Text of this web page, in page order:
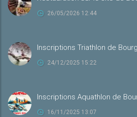
26/05/2026 12:44
Inscriptions Triathlon de
24/12/2025 15:22
Inscriptions Aquathlon de
16/11/2025 13:07